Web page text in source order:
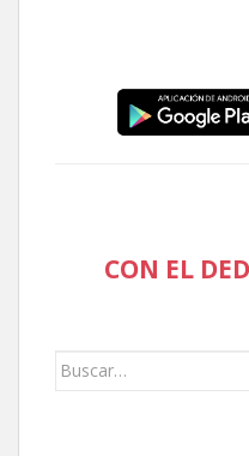
CON EL
Buscar: